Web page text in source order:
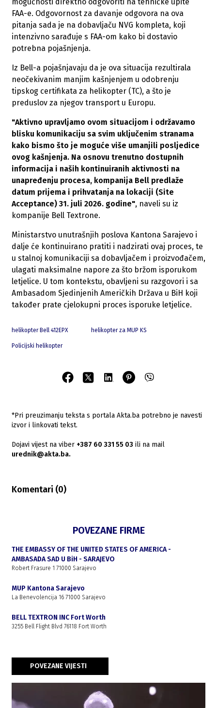
FAA-e. Odgovornost za davanje odgovora na ova
pitanja sada je na dobavljaču NVG kompleta, koji
intenzivno sarađuje s FAA-om kako bi dostavio
potrebna pojašnjenja.
Iz Bell-a pojašnjavaju da je ova situacija rezultirala
neočekivanim manjim kašnjenjem u odobrenju
tipskog certifikata za helikopter (TC), a što je
preduslov za njegov transport u Europu.
"Aktivno upravljamo ovom situacijom i održavamo
blisku komunikaciju sa svim uključenim stranama
kako bismo što je moguće više umanjili posljedice
ovog kašnjenja. Na osnovu trenutno dostupnih
informacija i naših kontinuiranih aktivnosti na
unapređenju procesa, kompanija Bell predlaže
datum prijema i prihvatanja na lokaciji (Site
Acceptance) 31. juli 2026. godine", naveli su iz
kompanije Bell Textrone.
Ministarstvo unutrašnjih poslova Kantona Sarajevo i
dalje će kontinuirano pratiti i nadzirati ovaj proces, te
u stalnoj komunikaciji sa dobavljačem i proizvođačem,
ulagati maksimalne napore za što bržom isporukom
letjelice. U tom kontekstu, obavljeni su razgovori i sa
Ambasadom Sjedinjenih Američkih Država u BiH koji
također prate cjelokupni proces isporuke letjelice.
helikopter Bell 412EPX helikopter za MUP KS
Policijski helikopter
*Pri preuzimanju teksta s portala Akta.ba potrebno je navesti
izvor i linkovati tekst.
Dojavi vijest na viber +387 60 331 55 03 ili na mail
urednik@akta.ba.
Komentari (0)
POVEZANE FIRME
THE EMBASSY OF THE UNITED STATES OF AMERICA -
AMBASADA SAD U BiH - SARAJEVO
Robert Frasure 1 71000 Sarajevo
MUP Kantona Sarajevo
La Benevolencija 16 71000 Sarajevo
BELL TEXTRON INC Fort Worth
3255 Bell Flight Blvd 76118 Fort Worth
POVEZANE VIJESTI